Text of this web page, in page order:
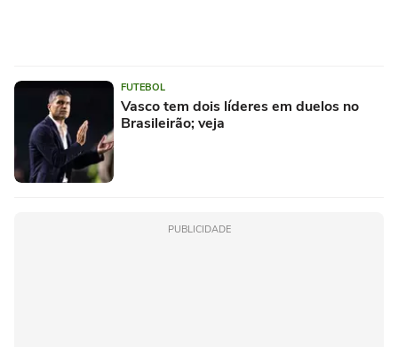
FUTEBOL
Vasco tem dois líderes em duelos no
Brasileirão; veja
PUBLICIDADE